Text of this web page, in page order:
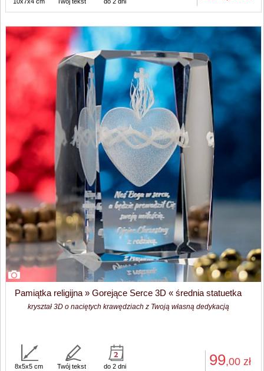
Pamiątka religijna » Gorejące Serce 3D « średnia statuetka
kryształ 3D o naciętych krawędziach z Twoją własną dedykacją
99,00 zł
8x5x5 cm Twój tekst do 2 dni